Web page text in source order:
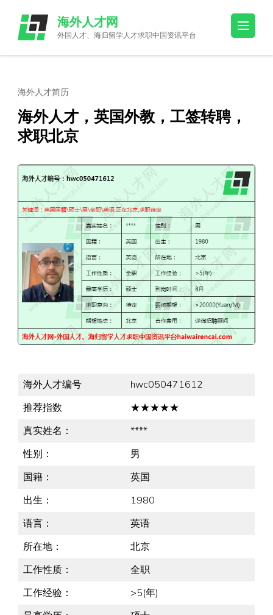
content
(Press
海外人才网
外国人才、海归留学人才求职中国资讯平台
海外人才简历
海外人才，英国外教，工签转聘，
求职北京
海外人才编号
hwc050471612
推荐指数
★★★★★
真实姓名：
****
性别：
男
国籍：
英国
出生：
1980
语言：
英语
所在地：
北京
工作性质：
全职
工作经验：
>5(年)